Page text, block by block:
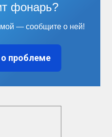
фонарь?
— сообщите о ней!
проблеме